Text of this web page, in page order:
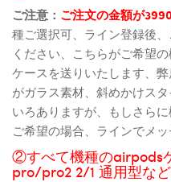
ご注意： ご注文の金額が
種ご選択可、ライン登録後
ください、こちらがご希望
ケースを送りいたします、
がガラス素材、斜めかけス
いろありますが、もしさら
ご希望の場合、ラインでメ
②すべて機種のairpods
pro/pro2 2/1 通用型な